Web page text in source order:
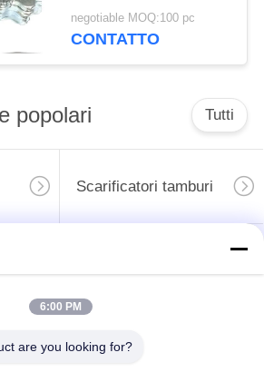
per la preparazione
della superficie
negotiable MOQ:100 pc
CONTATTO
popolari Tutti
Scarificatori tamburi
scarificatori
per calcestruzzo
6:00 PM
are you looking for?